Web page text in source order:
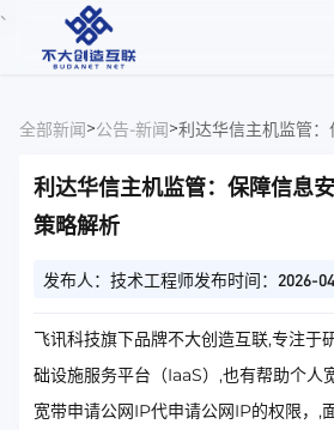
、
全部新闻>公告-新闻>利达华信主机监管
利达华信主机监管：保障信息
策略解析
发布人：技术工程师发布时间：2026-
飞讯科技旗下品牌不大创造互联,专注于
础设施服务平台（IaaS）,也有帮助个人
宽带申请公网IP代申请公网IP的权限，,